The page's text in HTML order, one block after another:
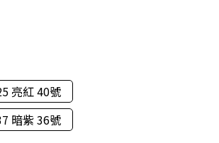
亮紅 40號
暗紫 36號